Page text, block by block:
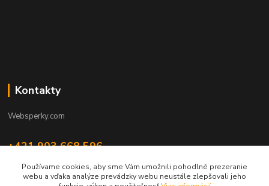
Kontakty
Websperky.com
+421 903 668 596
info@websperky.com
Používame cookies, aby sme Vám umožnili pohodlné prezeranie
webu a vďaka analýze prevádzky webu neustále zlepšovali jeho